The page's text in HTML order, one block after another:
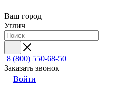
Ваш город
Углич
8 (800) 550-68-50
Заказать звонок
Войти